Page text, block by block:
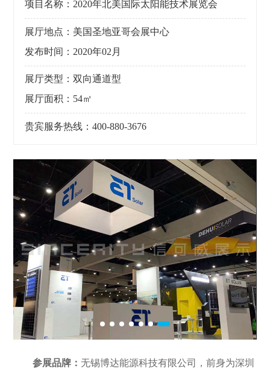
项目名称：2020年北美国际太阳能技术展览会
展厅地点：美国圣地亚哥会展中心
发布时间：2020年02月
展厅类型：双向通道型
展厅面积：54㎡
贵宾服务热线：400-880-3676
参展品牌： 无锡博达能源科技有限公司，前身为深圳